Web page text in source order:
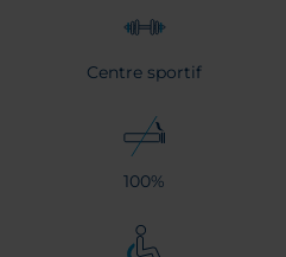
Centre sportif
100%